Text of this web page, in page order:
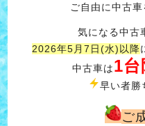
ご自由に中古
気になる中古
2026年5月7日(水)以降
中古車は1台
早い者勝
ご